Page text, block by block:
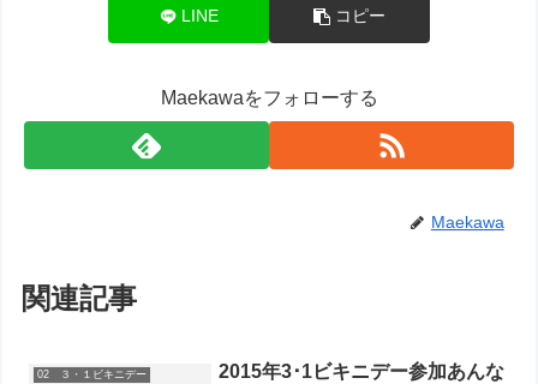
LINE コピー
Maekawaをフォローする
Maekawa
関連記事
02 ３・１ビキニデー
2015年3･1ビキニデー参加あんな